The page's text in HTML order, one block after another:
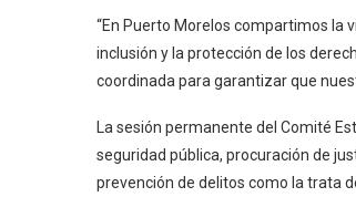
“En Puerto Morelos compartimos la
inclusión y la protección de los
coordinada para garantizar que
La sesión permanente del Comité
seguridad pública, procuración de
prevención de delitos como la trata